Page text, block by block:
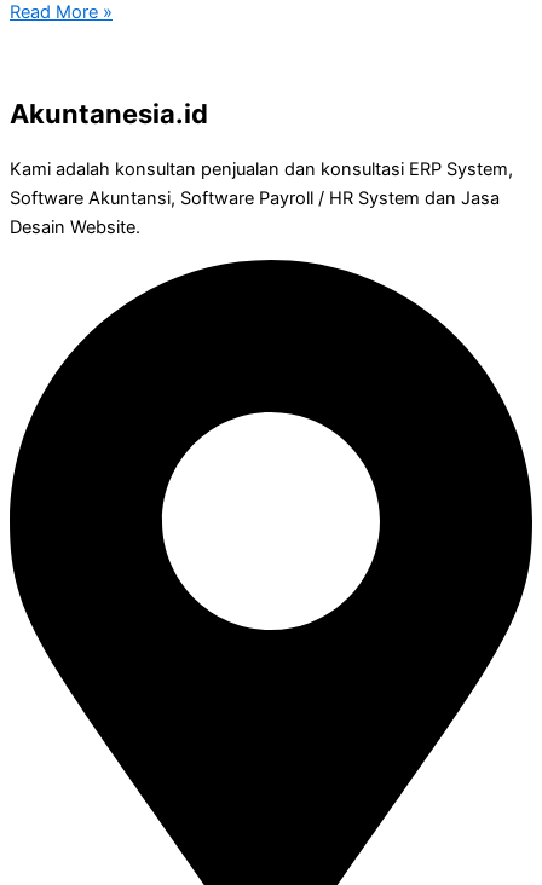
Read More »
Akuntanesia.id
Kami adalah konsultan penjualan dan konsultasi ERP System,
Software Akuntansi, Software Payroll / HR System dan Jasa
Desain Website.